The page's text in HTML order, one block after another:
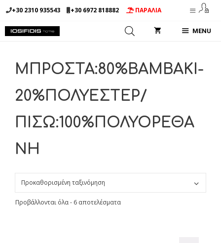
Μετάβαση
σε
περιεχόμενο
+30 2310 935543 +30 6972 818882 ΠΑΡΑΛΙΑ
MENU
ΜΠΡΟΣΤΑ:80%ΒΑΜΒΑΚΙ-
20%ΠΟΛΥΕΣΤΕΡ/
ΠΙΣΩ:100%ΠΟΛΥΟΡΕΘΑ
ΝΗ
Προβάλλονται όλα - 6 αποτελέσματα